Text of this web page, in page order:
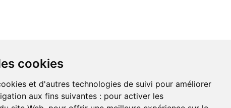
cookies
et d'autres technologies de suivi pour améliorer
aux fins suivantes : pour activer les